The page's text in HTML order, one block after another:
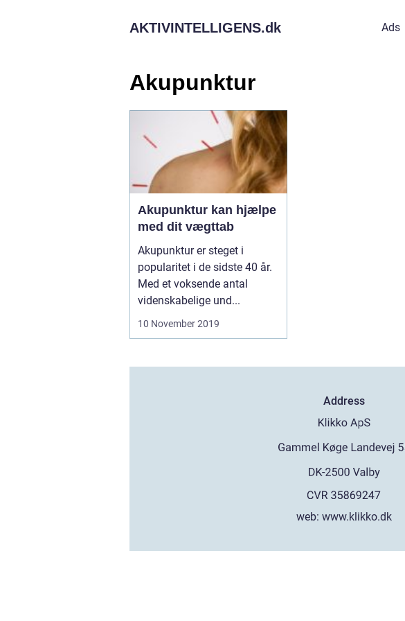
AKTIVINTELLIGENS.dk Ads
Akupunktur
Akupunktur kan hjælpe
med dit vægttab
Akupunktur er steget i
popularitet i de sidste 40 år.
Med et voksende antal
videnskabelige und...
10 November 2019
Address
web:www.klikko.dk